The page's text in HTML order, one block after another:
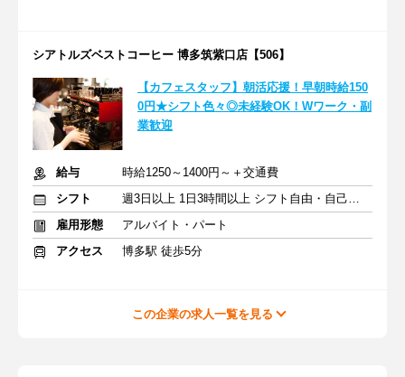
シアトルズベストコーヒー 博多筑紫口店【506】
【カフェスタッフ】朝活応援！早朝時給150
0円★シフト色々◎未経験OK！Wワーク・副
業歓迎
給与
時給1250～1400円～＋交通費
シフト
週3日以上 1日3時間以上 シフト自由・自己申告
雇用形態
アルバイト・パート
アクセス
博多駅 徒歩5分
この企業の求人一覧を見る